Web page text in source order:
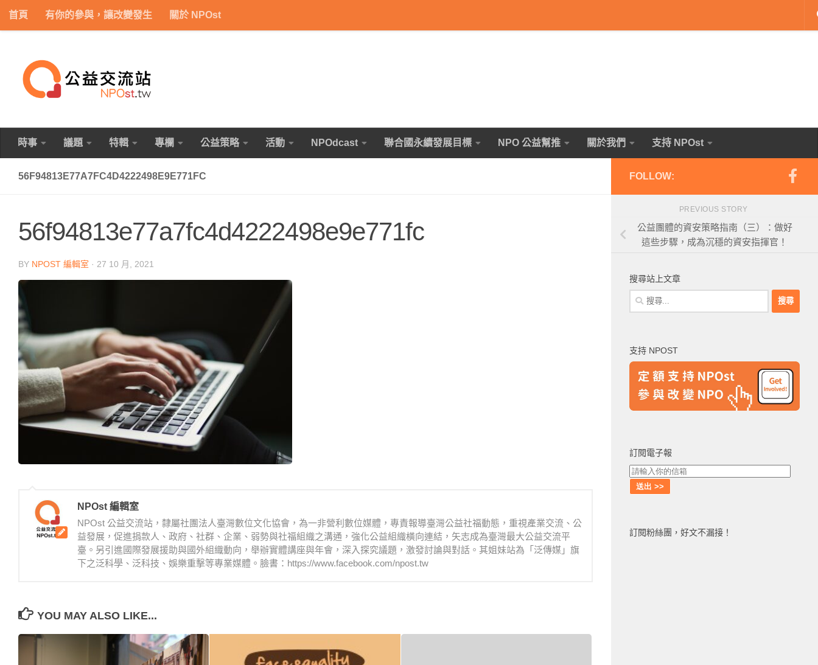
Skip to content
首頁 有你的參與，讓改變發生 關於 NPOst
時事 議題 特輯 專欄 公益策略 活動 NPOdcast 聯合國永續發展目標 NPO 公益幫推 關於我們 支持 NPOst
56F94813E77A7FC4D4222498E9E771FC
56f94813e77a7fc4d4222498e9e771fc
BY NPOST 編輯室 · 27 10 月, 2021
NPOst 編輯室
NPOst 公益交流站，隸屬社團法人臺灣數位文化協會，為一非營利數位媒體，專責報導臺灣公益社福動態，重視產業交流、公
益發展，促進捐款人、政府、社群、企業、弱勢與社福組織之溝通，強化公益組織橫向連結，矢志成為臺灣最大公益交流平
臺。另引進國際發展援助與國外組織動向，舉辦實體講座與年會，深入探究議題，激發討論與對話。其姐妹站為「泛傳媒」旗
下之泛科學、泛科技、娛樂重擊等專業媒體。臉書：https://www.facebook.com/npost.tw
YOU MAY ALSO LIKE...
FOLLOW:
PREVIOUS STORY
公益團體的資安策略指南（三）：做好
這些步驟，成為沉穩的資安指揮官！
搜尋站上文章
搜
尋
字:
支持 NPOST
訂閱電子報
訂閱粉絲團，好文不漏接！